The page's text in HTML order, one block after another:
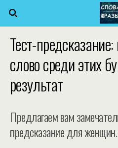
Тест-
слово среди этих
результат
Предлагаем вам
предсказание для женщин.